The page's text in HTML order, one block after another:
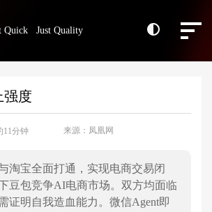
Quick Just Quality
强度
11分钟 来源：凤凰网
淘宝全面打通，实现电商交易闭
豆包竞争AI电商市场。双方均面临
证明自我造血能力。微信Agent即